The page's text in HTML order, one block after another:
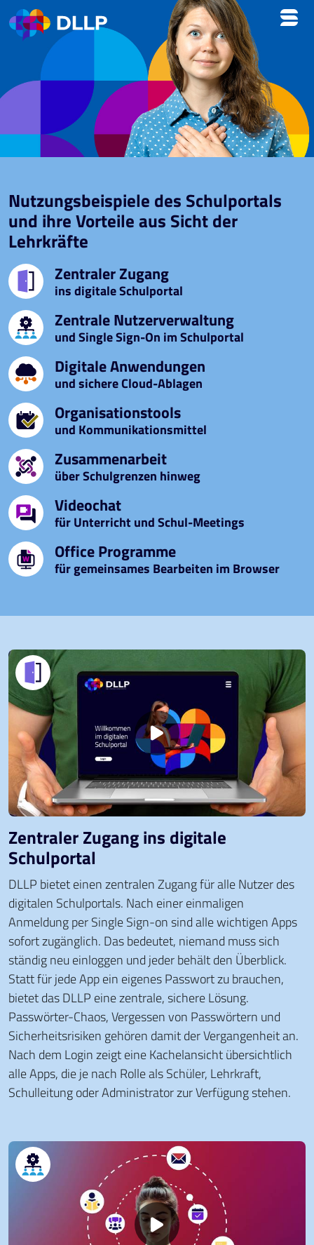
Nutzungsbeispiele des Schulportals
und ihre Vorteile aus Sicht der
Lehrkräfte
Zentraler Zugang
ins digitale Schulportal
Zentrale Nutzerverwaltung
und Single Sign-On im Schulportal
Digitale Anwendungen
und sichere Cloud-Ablagen
Organisationstools
und Kommunikationsmittel
Zusammenarbeit
über Schulgrenzen hinweg
Videochat
für Unterricht und Schul-Meetings
Office Programme
für gemeinsames Bearbeiten im Browser
Zentraler Zugang ins digitale
Schulportal
DLLP bietet einen zentralen Zugang für alle Nutzer des
digitalen Schulportals. Nach einer einmaligen
Anmeldung per Single Sign-on sind alle wichtigen Apps
sofort zugänglich. Das bedeutet, niemand muss sich
ständig neu einloggen und jeder behält den Überblick.
Statt für jede App ein eigenes Passwort zu brauchen,
bietet das DLLP eine zentrale, sichere Lösung.
Passwörter-Chaos, Vergessen von Passwörtern und
Sicherheitsrisiken gehören damit der Vergangenheit an.
Nach dem Login zeigt eine Kachelansicht übersichtlich
alle Apps, die je nach Rolle als Schüler, Lehrkraft,
Schulleitung oder Administrator zur Verfügung stehen.